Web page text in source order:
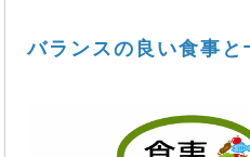
バランスの良い食事と